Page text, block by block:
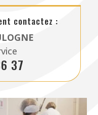
contactez :
37